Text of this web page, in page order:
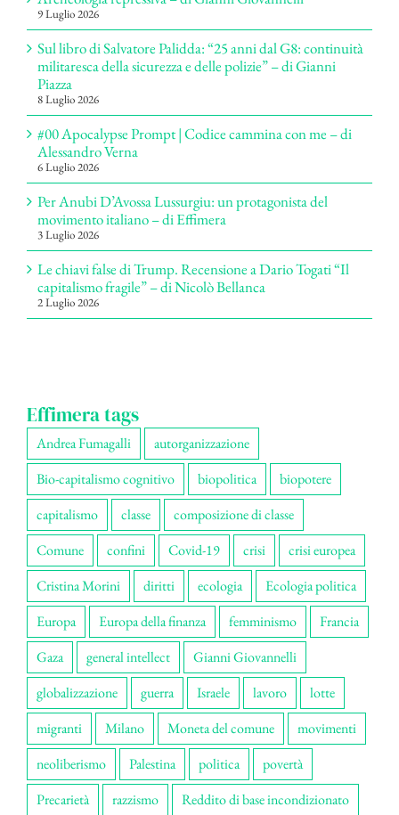
9 Luglio 2026
Sul libro di Salvatore Palidda: “25 anni dal G8: continuità
militaresca della sicurezza e delle polizie” – di Gianni
Piazza
8 Luglio 2026
#00 Apocalypse Prompt | Codice cammina con me – di
Alessandro Verna
6 Luglio 2026
Per Anubi D’Avossa Lussurgiu: un protagonista del
movimento italiano – di Effimera
3 Luglio 2026
Le chiavi false di Trump. Recensione a Dario Togati “Il
capitalismo fragile” – di Nicolò Bellanca
2 Luglio 2026
Effimera tags
Andrea Fumagalli
autorganizzazione
Bio-capitalismo cognitivo
biopolitica
biopotere
capitalismo
classe
composizione di classe
Comune
confini Covid-19 crisi
crisi europea
Cristina Morini
diritti ecologia
Ecologia politica
Europa
Europa della finanza femminismo
Francia
Gaza
general intellect
Gianni Giovannelli
globalizzazione
guerra Israele lavoro
lotte
migranti
Milano Moneta del comune
movimenti
neoliberismo
Palestina politica
povertà
Precarietà
razzismo Reddito di base incondizionato